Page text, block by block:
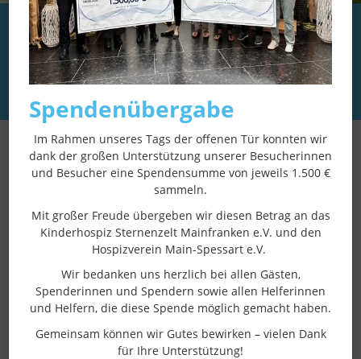
Irmgard Vogtmann
＊ 21.12.1934in Schweinfurt
Wir erinnern an einen
geliebten Menschen
Spendenübergabe
Im Rahmen unseres Tags der offenen Tür konnten wir
dank der großen Unterstützung unserer Besucherinnen
und Besucher eine Spendensumme von jeweils 1.500 €
sammeln.
Mit großer Freude übergeben wir diesen Betrag an das
Kinderhospiz Sternenzelt Mainfranken e.V. und den
Hospizverein Main-Spessart e.V.
Wir bedanken uns herzlich bei allen Gästen,
Spenderinnen und Spendern sowie allen Helferinnen
und Helfern, die diese Spende möglich gemacht haben.
Gemeinsam können wir Gutes bewirken – vielen Dank
für Ihre Unterstützung!